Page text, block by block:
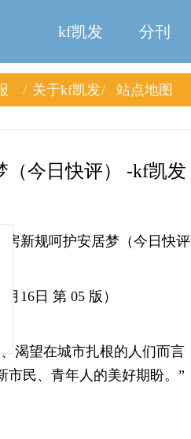
kf凯发 分刊
关于kf凯发
站点地图
（今日快评） -kf凯发
租房新规呵护安居梦（今日快
16日 第 05 版）
望在城市扎根的人们而言
市民、青年人的美好期盼。”